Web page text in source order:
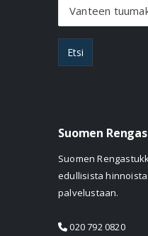
Vanteen
Etsi
Suomen
Suomen
edullisista
palvelustaan.
020 792 0820